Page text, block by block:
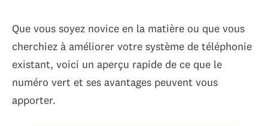
Que vous soyez novice en la matière ou que vous
cherchiez à améliorer votre système de téléphonie
existant, voici un aperçu rapide de ce que le
numéro vert et ses avantages peuvent vous
apporter.